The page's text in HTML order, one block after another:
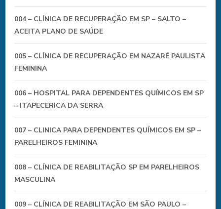
004 – CLÍNICA DE RECUPERAÇÃO EM SP – SALTO –
ACEITA PLANO DE SAÚDE
005 – CLÍNICA DE RECUPERAÇÃO EM NAZARÉ PAULISTA
FEMININA
006 – HOSPITAL PARA DEPENDENTES QUÍMICOS EM SP
– ITAPECERICA DA SERRA
007 – CLINICA PARA DEPENDENTES QUÍMICOS EM SP –
PARELHEIROS FEMININA
008 – CLÍNICA DE REABILITAÇÃO SP EM PARELHEIROS
MASCULINA
009 – CLÍNICA DE REABILITAÇÃO EM SÃO PAULO –